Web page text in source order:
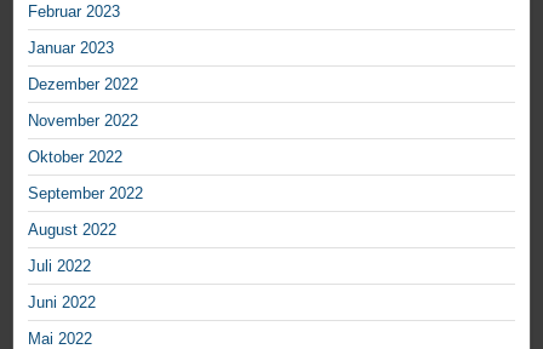
Februar 2023
Januar 2023
Dezember 2022
November 2022
Oktober 2022
September 2022
August 2022
Juli 2022
Juni 2022
Mai 2022